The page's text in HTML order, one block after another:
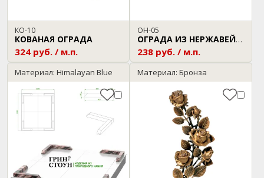
КО-10
КОВАНАЯ ОГРАДА
324 руб. / м.п.
ОН-05
ОГРАДА ИЗ НЕРЖАВЕЙКИ
238 руб. / м.п.
Материал: Himalayan Blue Материал: Бронза